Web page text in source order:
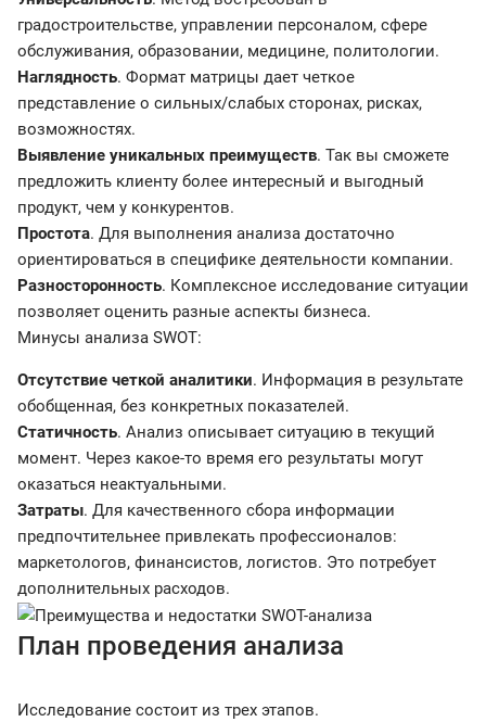
градостроительстве, управлении персоналом, сфере
обслуживания, образовании, медицине, политологии.
Наглядность. Формат матрицы дает четкое
представление о сильных/слабых сторонах, рисках,
возможностях.
Выявление уникальных преимуществ. Так вы сможете
предложить клиенту более интересный и выгодный
продукт, чем у конкурентов.
Простота. Для выполнения анализа достаточно
ориентироваться в специфике деятельности компании.
Разносторонность. Комплексное исследование ситуации
позволяет оценить разные аспекты бизнеса.
Минусы анализа SWOT:
Отсутствие четкой аналитики. Информация в результате
обобщенная, без конкретных показателей.
Статичность. Анализ описывает ситуацию в текущий
момент. Через какое-то время его результаты могут
оказаться неактуальными.
Затраты. Для качественного сбора информации
предпочтительнее привлекать профессионалов:
маркетологов, финансистов, логистов. Это потребует
дополнительных расходов.
План проведения анализа
Исследование состоит из трех этапов.